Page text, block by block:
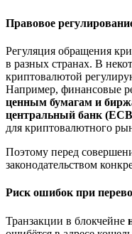
Правовое
Регуляция обращения
в разных странах. В
криптовалютой
Например, финансовые
ценным бумагам и
центральный банк
для криптовалютного
Поэтому перед
законодательством
Риск ошибок при
Транзакции в блокчейне